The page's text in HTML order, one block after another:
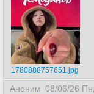
1780888757651.jpg
Аноним 08/06/26